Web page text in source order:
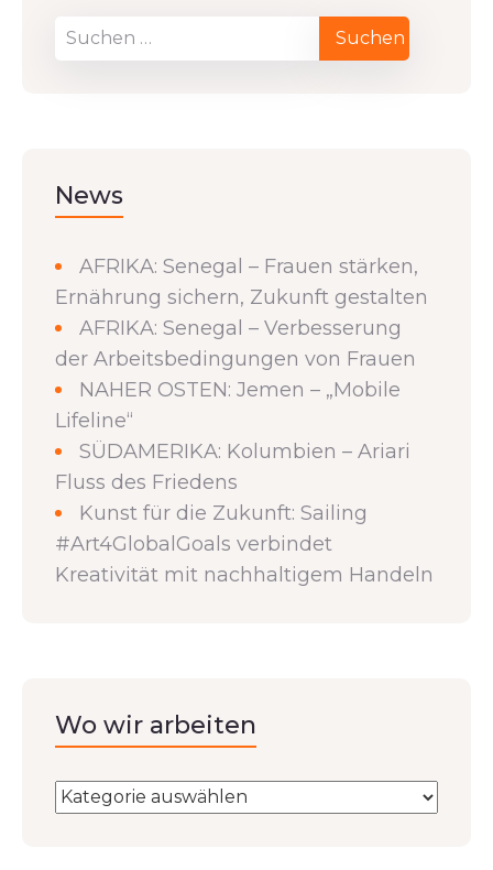
News
AFRIKA: Senegal – Frauen stärken,
Ernährung sichern, Zukunft gestalten
AFRIKA: Senegal – Verbesserung
der Arbeitsbedingungen von Frauen
NAHER OSTEN: Jemen – „Mobile
Lifeline“
SÜDAMERIKA: Kolumbien – Ariari
Fluss des Friedens
Kunst für die Zukunft: Sailing
#Art4GlobalGoals verbindet
Kreativität mit nachhaltigem Handeln
Wo wir arbeiten